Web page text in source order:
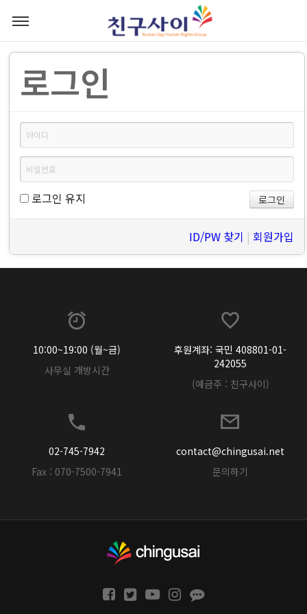
로그인
로그인 유지
ID/PW 찾기 | 회원가입
10:00~19:00 (월~금)
사무실 개방시간
후원계좌: 국민 408801-01-
242055
(예금주 : 친구사이)
02-745-7942
Fax : 070-7500-7941
contact@chingusai.net
문의하기